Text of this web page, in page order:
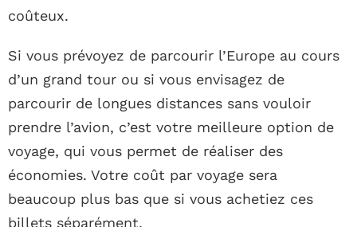
coûteux.
Si vous prévoyez de parcourir l’Europe au cours
d’un grand tour ou si vous envisagez de
parcourir de longues distances sans vouloir
prendre l’avion, c’est votre meilleure option de
voyage, qui vous permet de réaliser des
économies. Votre coût par voyage sera
beaucoup plus bas que si vous achetiez ces
billets séparément.